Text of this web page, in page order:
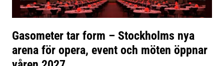
Gasometer tar form – Stockholms nya
arena för opera, event och möten öppnar